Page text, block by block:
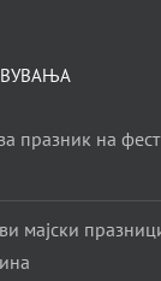
празник на
мајски